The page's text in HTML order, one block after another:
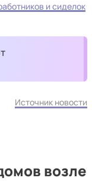
и сиделок
Источник новости
возле